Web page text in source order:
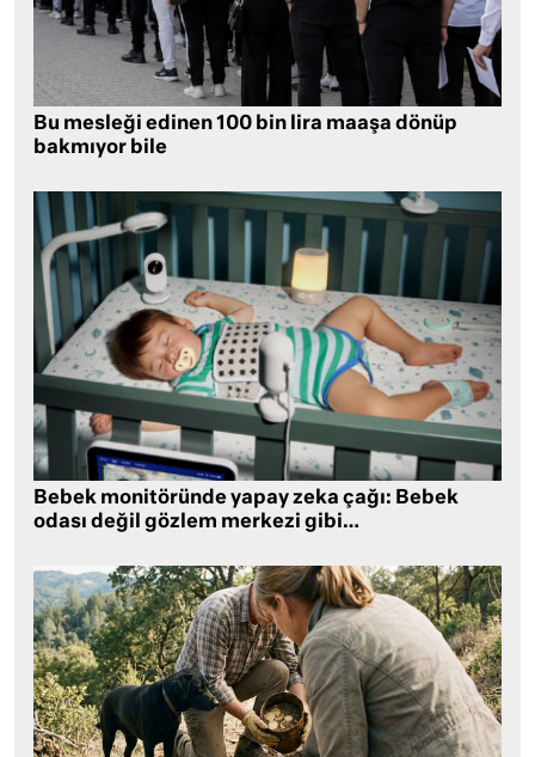
Bu mesleği edinen 100 bin lira maaşa dönüp
bakmıyor bile
Bebek monitöründe yapay zeka çağı: Bebek
odası değil gözlem merkezi gibi…